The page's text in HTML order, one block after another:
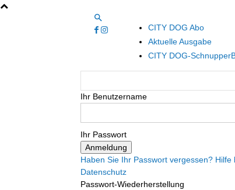
CITY DOG Abo
Aktuelle Ausgabe
CITY DOG-
Ihr Benutzername
Ihr Passwort
Haben Sie Ihr Passwort vergessen? Hilfe
Datenschutz
Passwort-Wiederherstellung